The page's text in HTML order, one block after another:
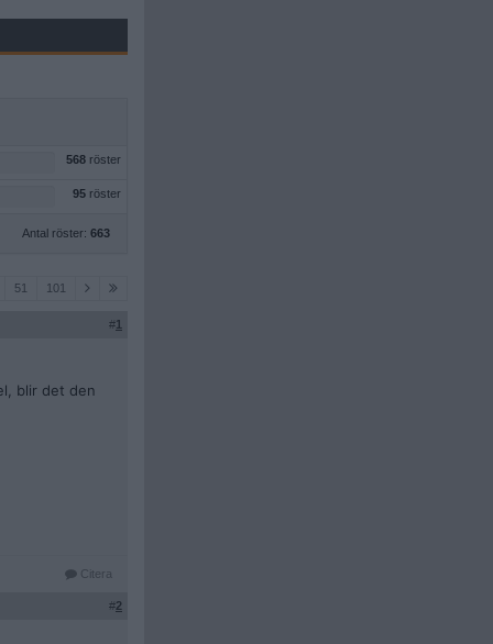
568 röster
95 röster
Antal röster: 663
51 101
#1
blir det den
Citera
#2